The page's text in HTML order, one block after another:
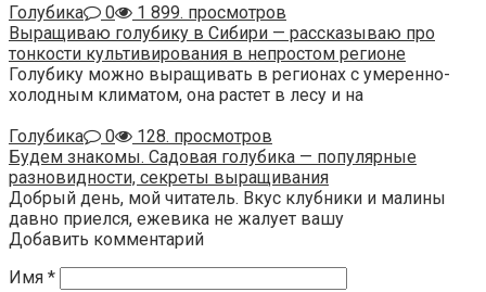
Голубика
0
1 899. просмотров
Выращиваю голубику в Сибири — рассказываю про
тонкости культивирования в непростом регионе
Голубику можно выращивать в регионах с умеренно-
холодным климатом, она растет в лесу и на
Голубика
0
128. просмотров
Будем знакомы. Садовая голубика — популярные
разновидности, секреты выращивания
Добрый день, мой читатель. Вкус клубники и малины
давно приелся, ежевика не жалует вашу
Добавить комментарий
Имя *